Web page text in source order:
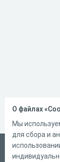
Русский
О файлах
Мы
для сбора и